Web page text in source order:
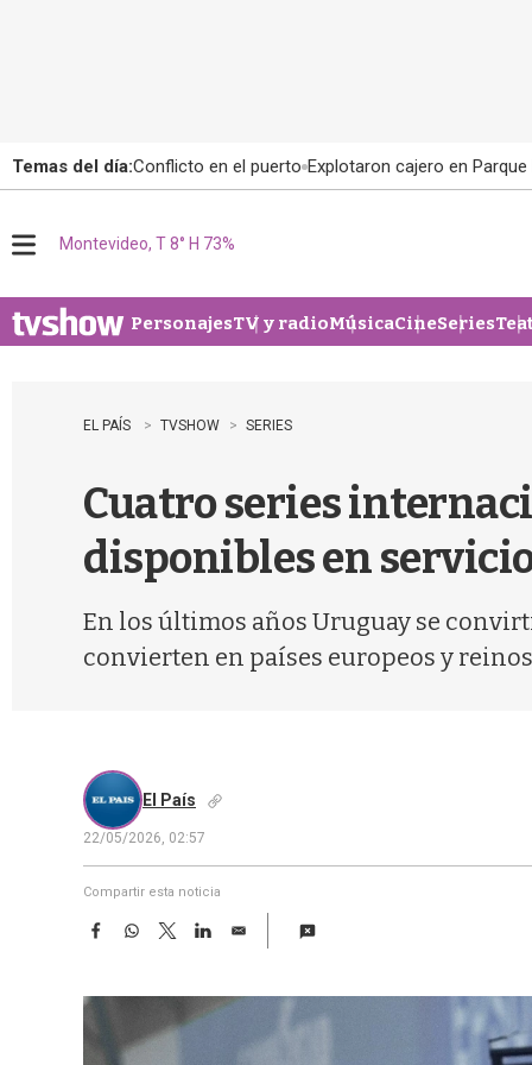
Temas del día:Conflicto en el puerto Explotaron cajero en
u
Montevideo, T 8° H 73%
PersonajesTV y radioMúsicaCineSeries
EL PAÍS TVSHOW SERIES
Cuatro series
disponibles en
En los últimos años Uruguay se
convierten en países europeos y
El País
22/05/2026, 02:57
Compartir esta noticia
F
e
W
t
A
T
w
t
L
k
e
E
i